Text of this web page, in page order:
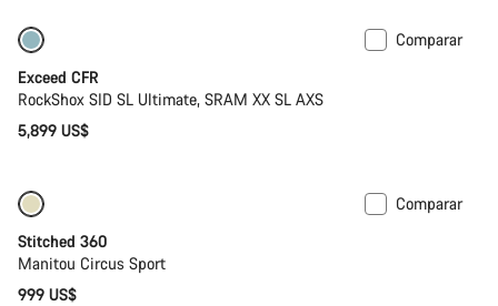
Comparar
Exceed CFR
RockShox SID SL Ultimate, SRAM XX SL AXS
5,899 US$
Comparar
Stitched 360
Manitou Circus Sport
999 US$